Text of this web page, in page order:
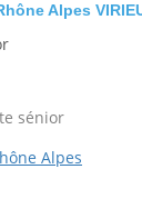
Alpes
sénior
Alpes